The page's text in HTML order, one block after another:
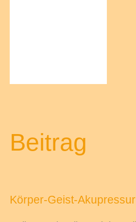
Beitrag
Körper-Geist-Akupressur